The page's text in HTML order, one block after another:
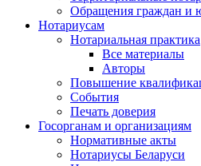
Обращения граждан и
Нотариусам
Нотариальная практика
Все материалы
Авторы
Повышение
События
Печать доверия
Госорганам и организациям
Нормативные акты
Нотариусы Беларуси